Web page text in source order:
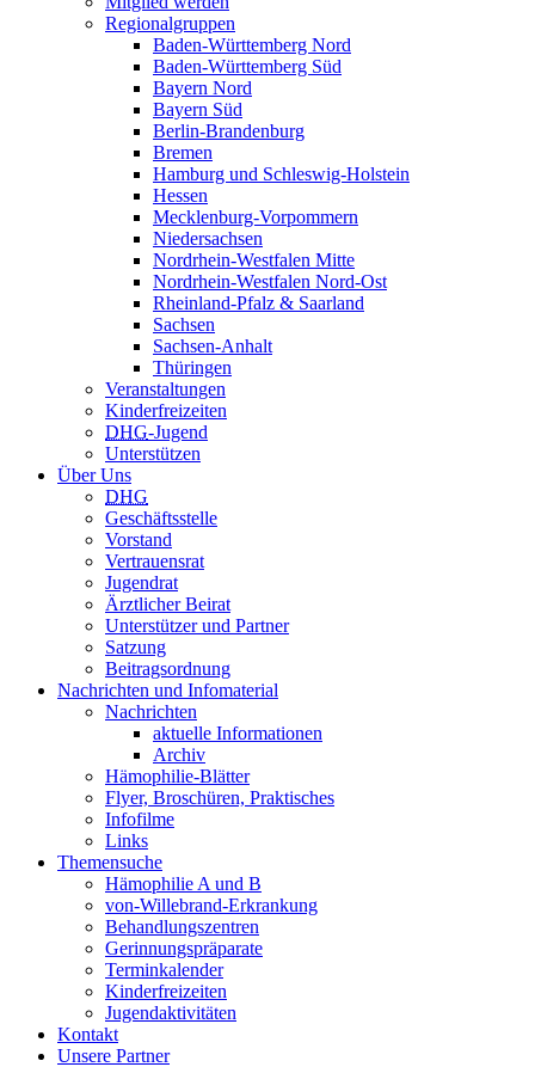
Regionalgruppen
Baden-Württemberg Nord
Baden-Württemberg Süd
Bayern Nord
Bayern Süd
Berlin-Brandenburg
Bremen
Hamburg und Schleswig-Holstein
Hessen
Mecklenburg-Vorpommern
Niedersachsen
Nordrhein-Westfalen Mitte
Nordrhein-Westfalen Nord-Ost
Rheinland-Pfalz & Saarland
Sachsen
Sachsen-Anhalt
Thüringen
Veranstaltungen
Kinderfreizeiten
DHG-Jugend
Unterstützen
Über Uns
DHG
Geschäftsstelle
Vorstand
Vertrauensrat
Jugendrat
Ärztlicher Beirat
Unterstützer und Partner
Satzung
Beitragsordnung
Nachrichten und Infomaterial
Nachrichten
aktuelle Informationen
Archiv
Hämophilie-Blätter
Flyer, Broschüren, Praktisches
Infofilme
Links
Themensuche
Hämophilie A und B
von-Willebrand-Erkrankung
Behandlungszentren
Gerinnungspräparate
Terminkalender
Kinderfreizeiten
Jugendaktivitäten
Kontakt
Unsere Partner